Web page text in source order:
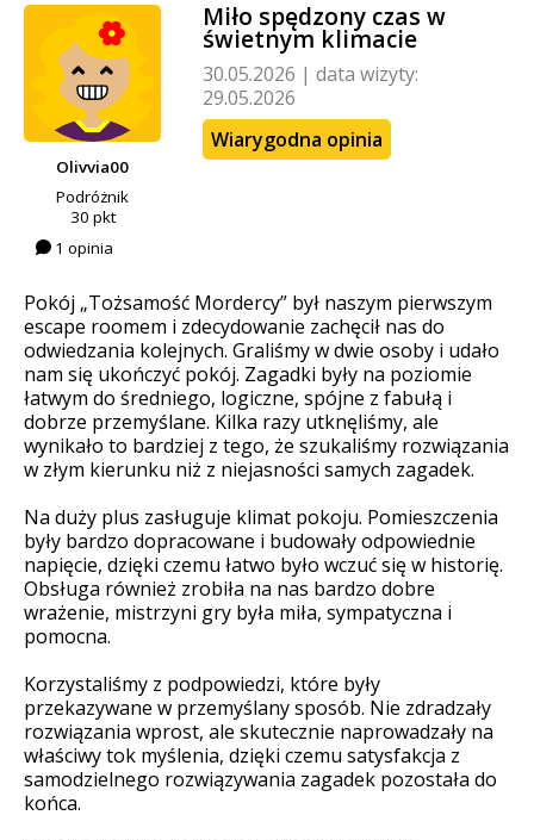
Olivvia00
Podróżnik
30 pkt
1 opinia
Miło spędzony czas w
świetnym klimacie
30.05.2026 | data wizyty:
29.05.2026
Wiarygodna opinia
Pokój „Tożsamość Mordercy” był naszym pierwszym
escape roomem i zdecydowanie zachęcił nas do
odwiedzania kolejnych. Graliśmy w dwie osoby i udało
nam się ukończyć pokój. Zagadki były na poziomie
łatwym do średniego, logiczne, spójne z fabułą i
dobrze przemyślane. Kilka razy utknęliśmy, ale
wynikało to bardziej z tego, że szukaliśmy rozwiązania
w złym kierunku niż z niejasności samych zagadek.
Na duży plus zasługuje klimat pokoju. Pomieszczenia
były bardzo dopracowane i budowały odpowiednie
napięcie, dzięki czemu łatwo było wczuć się w historię.
Obsługa również zrobiła na nas bardzo dobre
wrażenie, mistrzyni gry była miła, sympatyczna i
pomocna.
Korzystaliśmy z podpowiedzi, które były
przekazywane w przemyślany sposób. Nie zdradzały
rozwiązania wprost, ale skutecznie naprowadzały na
właściwy tok myślenia, dzięki czemu satysfakcja z
samodzielnego rozwiązywania zagadek pozostała do
końca.